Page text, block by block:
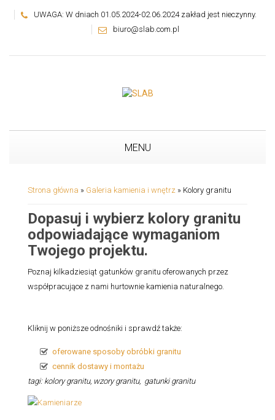
UWAGA: W dniach 01.05.2024-02.06.2024 zakład jest nieczynny.
biuro@slab.com.pl
MENU
Strona główna » Galeria kamienia i wnętrz » Kolory granitu
Dopasuj i wybierz kolory granitu
odpowiadające wymaganiom
Twojego projektu.
Poznaj kilkadziesiąt gatunków granitu oferowanych przez
współpracujące z nami hurtownie kamienia naturalnego.
Kliknij w poniższe odnośniki i sprawdź także:
oferowane sposoby obróbki granitu
cennik dostawy i montażu
tagi: kolory granitu, wzory granitu, gatunki granitu